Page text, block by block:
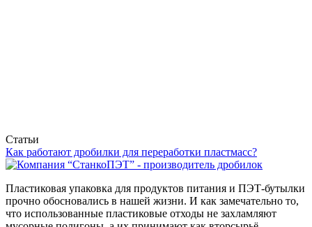
Статьи
Как работают дробилки для переработки пластмасс?
Пластиковая упаковка для продуктов питания и ПЭТ-бутылки
прочно обосновались в нашей жизни. И как замечательно то,
что использованные пластиковые отходы не захламляют